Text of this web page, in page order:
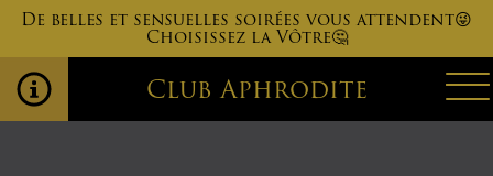
De belles et sensuelles soirées vous attendent😜
Choisissez la Vôtre🤔
Club Aphrodite